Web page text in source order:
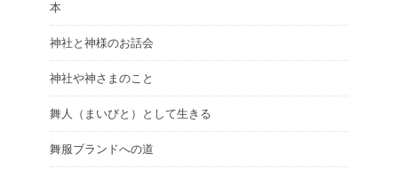
本
神社と神様のお話会
神社や神さまのこと
舞人（まいびと）として生きる
舞服ブランドへの道